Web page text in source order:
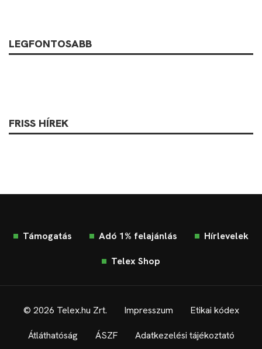
LEGFONTOSABB
FRISS HÍREK
Támogatás Adó 1% felajánlás Hírlevelek
Telex Shop
© 2026 Telex.hu Zrt. Impresszum Etikai kódex
Átláthatóság ÁSZF Adatkezelési tájékoztató